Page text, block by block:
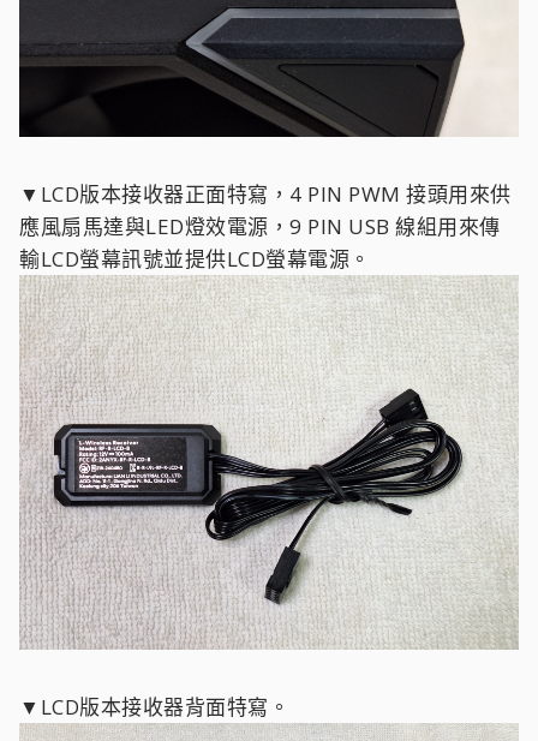
▼LCD版本接收器正面特寫，4 PIN PWM 接頭用來供
應風扇馬達與LED燈效電源，9 PIN USB 線組用來傳
輸LCD螢幕訊號並提供LCD螢幕電源。
▼LCD版本接收器背面特寫。